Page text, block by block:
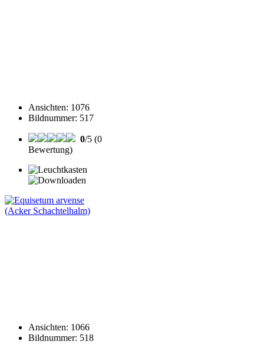
Ansichten: 1076
Bildnummer: 517
0/5 (0
Bewertung)
Ansichten: 1066
Bildnummer: 518